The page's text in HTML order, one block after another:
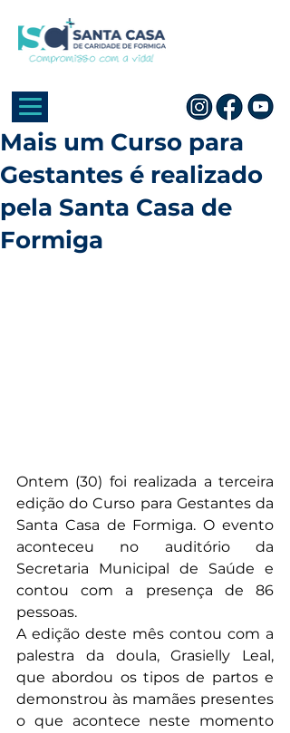
Mais um Curso para
Gestantes é realizado
pela Santa Casa de
Formiga
Ontem (30) foi realizada a terceira
edição do Curso para Gestantes da
Santa Casa de Formiga. O evento
aconteceu no auditório da
Secretaria Municipal de Saúde e
contou com a presença de 86
pessoas.
A edição deste mês contou com a
palestra da doula, Grasielly Leal,
que abordou os tipos de partos e
demonstrou às mamães presentes
o que acontece neste momento